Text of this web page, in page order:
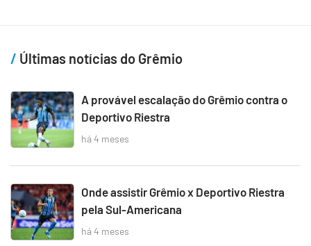
Últimas notícias do Grêmio
A provável escalação do Grêmio contra o
Deportivo Riestra
há 4 meses
Onde assistir Grêmio x Deportivo Riestra
pela Sul-Americana
há 4 meses